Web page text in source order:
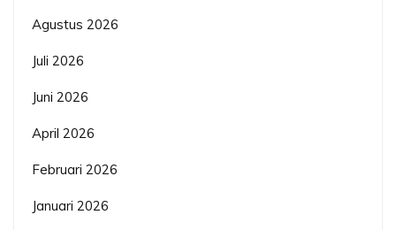
Agustus 2026
Juli 2026
Juni 2026
April 2026
Februari 2026
Januari 2026